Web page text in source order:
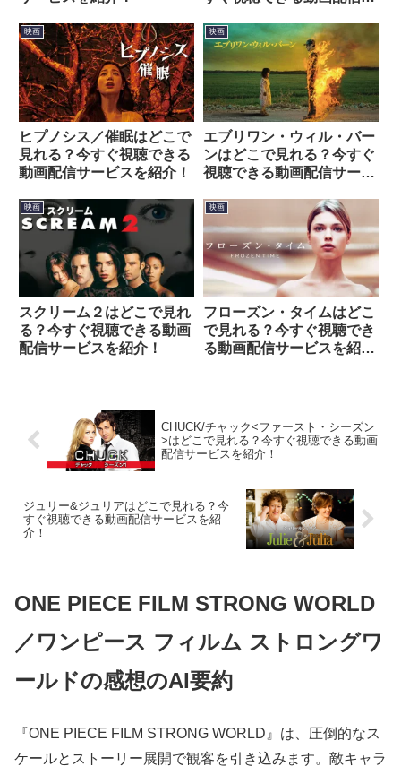
映画
ヒプノシス／催眠はどこで
見れる？今すぐ視聴できる
動画配信サービスを紹介！
映画
エブリワン・ウィル・バー
ンはどこで見れる？今すぐ
視聴できる動画配信サービ
映画
スクリーム２はどこで見れ
る？今すぐ視聴できる動画
配信サービスを紹介！
映画
フローズン・タイムはどこ
で見れる？今すぐ視聴でき
る動画配信サービスを紹
CHUCK/チャック<ファースト・シーズン
>はどこで見れる？今すぐ視聴できる動画
配信サービスを紹介！
ジュリー&ジュリアはどこで見れる？今
すぐ視聴できる動画配信サービスを紹
介！
ONE PIECE FILM STRONG WORLD
／ワンピース フィルム ストロングワ
ールドの感想のAI要約
『ONE PIECE FILM STRONG WORLD』は、圧倒的なス
ケールとストーリー展開で観客を引き込みます。敵キャラ